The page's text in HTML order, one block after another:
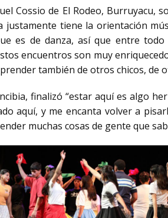
Cossio de El Rodeo, Burruyacu,
tiene la orientación
es de danza, así que entre
encuentros son muy
también de otros chicos, de
finalizó “estar aquí es algo
aquí, y me encanta volver a
muchas cosas de gente que